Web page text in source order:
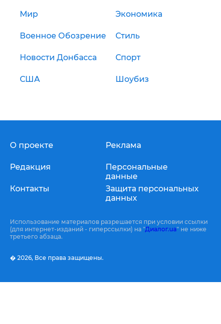
Мир Экономика
Военное Обозрение Стиль
Новости Донбасса Спорт
США Шоубиз
О проекте
Редакция
Контакты
Реклама
Персональные
данные
Защита персональных
данных
Использование материалов разрешается при условии ссылки
(для интернет-изданий - гиперссылки) на "Диалог.ua" не ниже
третьего абзаца.
� 2026, Все права защищены.